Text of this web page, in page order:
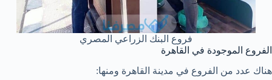
فروع البنك الزراعي المصري
الفروع الموجودة في القاهرة
هناك عدد من الفروع في مدينة القاهرة ومنها: